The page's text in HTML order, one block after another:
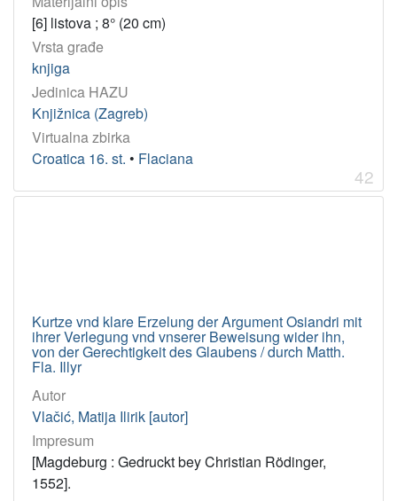
[6] listova ; 8° (20 cm)
Vrsta građe
knjiga
Jedinica HAZU
Knjižnica (Zagreb)
Virtualna zbirka
Croatica 16. st. • Flaciana
42
Kurtze vnd klare Erzelung der Argument Osiandri mit
ihrer Verlegung vnd vnserer Beweisung wider ihn,
von der Gerechtigkeit des Glaubens / durch Matth.
Fla. Illyr
Autor
Vlačić, Matija Ilirik [autor]
Impresum
[Magdeburg : Gedruckt bey Christian Rödinger,
1552].